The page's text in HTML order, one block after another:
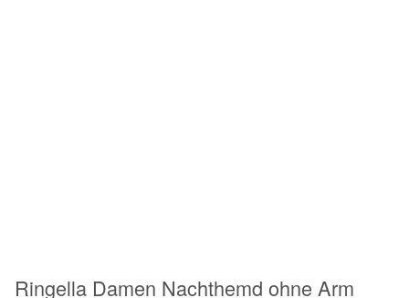
Ringella Damen Nachthemd ohne Arm